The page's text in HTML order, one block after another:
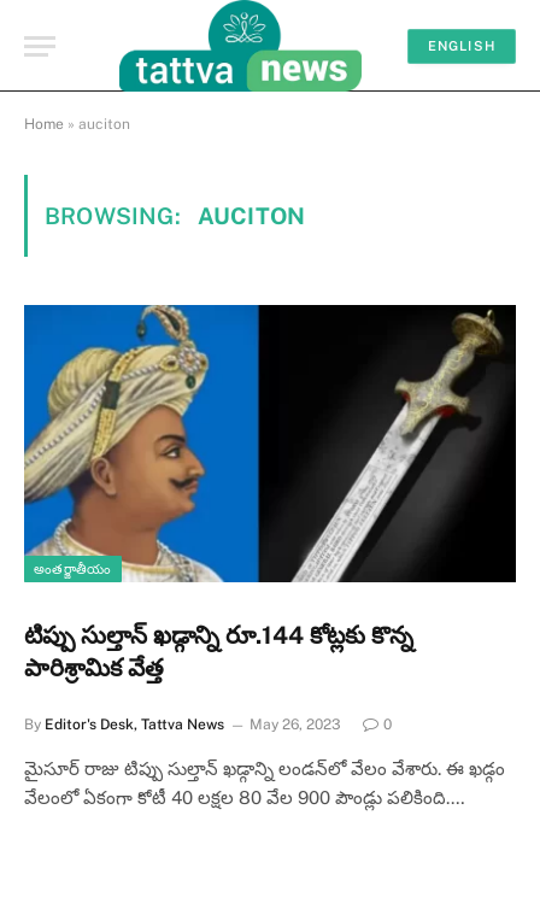
ENGLISH
Home » auciton
BROWSING: AUCITON
అంతర్జాతీయం
టిప్పు సుల్తాన్ ఖ‌డ్గాన్ని రూ.144 కోట్ల‌కు కొన్న
పారిశ్రామిక వేత్త
By Editor's Desk, Tattva News May 26, 2023 0
మైసూర్ రాజు టిప్పు సుల్తాన్ ఖ‌డ్గాన్ని లండ‌న్‌లో వేలం వేశారు. ఈ ఖడ్గం
వేలంలో ఏకంగా కోటీ 40 లక్షల 80 వేల 900 పౌండ్లు పలికింది.…